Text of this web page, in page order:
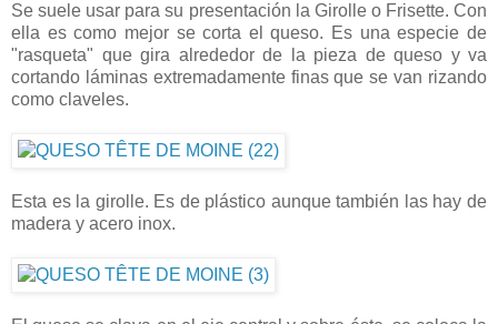
Se suele usar para su presentación la Girolle o Frisette. Con
ella es como mejor se corta el queso. Es una especie de
"rasqueta" que gira alrededor de la pieza de queso y va
cortando láminas extremadamente finas que se van rizando
como claveles.
Esta es la girolle. Es de plástico aunque también las hay de
madera y acero inox.